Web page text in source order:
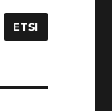
ETSI